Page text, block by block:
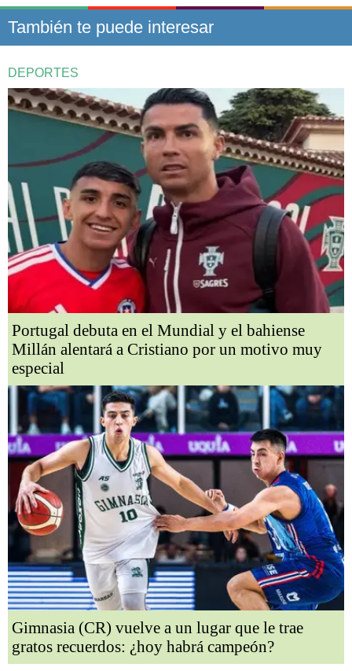
También te puede interesar
DEPORTES
Portugal debuta en el Mundial y el bahiense
Millán alentará a Cristiano por un motivo muy
especial
Gimnasia (CR) vuelve a un lugar que le trae
gratos recuerdos: ¿hoy habrá campeón?